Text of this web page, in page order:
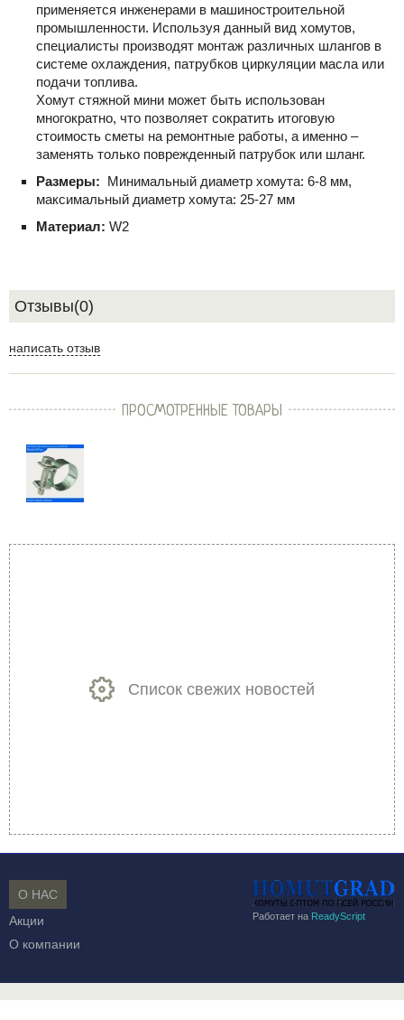
применяется инженерами в машиностроительной
промышленности. Используя данный вид хомутов,
специалисты производят монтаж различных шлангов в
системе охлаждения, патрубков циркуляции масла или
подачи топлива.
Хомут стяжной мини может быть использован
многократно, что позволяет сократить итоговую
стоимость сметы на ремонтные работы, а именно –
заменять только поврежденный патрубок или шланг.
Размеры: Минимальный диаметр хомута: 6-8 мм,
максимальный диаметр хомута: 25-27 мм
Материал: W2
Отзывы(0)
написать отзыв
ПРОСМОТРЕННЫЕ ТОВАРЫ
Список свежих новостей
Работает на ReadyScript
О НАС
Акции
О компании